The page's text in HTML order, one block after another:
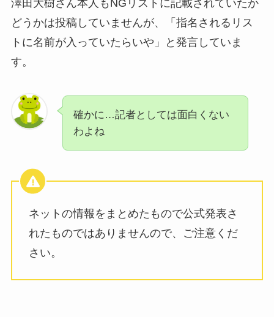
澤田大樹さん本人もNGリストに記載されていたか
どうかは投稿していませんが、「指名されるリス
トに名前が入っていたらいや」と発言していま
す。
確かに…記者としては面白くない
わよね
ネットの情報をまとめたもので公式発表さ
れたものではありませんので、ご注意くだ
さい。